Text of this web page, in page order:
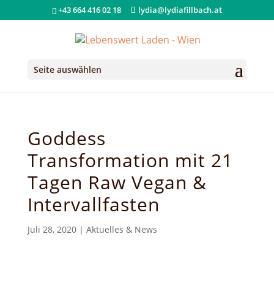
+43 664 416 02 18 lydia@lydiafillbach.at
Seite auswählen
Goddess
Transformation mit 21
Tagen Raw Vegan &
Intervallfasten
Juli 28, 2020| Aktuelles & News